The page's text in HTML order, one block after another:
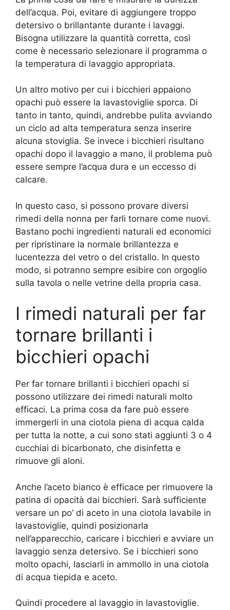
dell’acqua. Poi, evitare di aggiungere troppo
detersivo o brillantante durante i lavaggi.
Bisogna utilizzare la quantità corretta, così
come è necessario selezionare il programma o
la temperatura di lavaggio appropriata.
Un altro motivo per cui i bicchieri appaiono
opachi può essere la lavastoviglie sporca. Di
tanto in tanto, quindi, andrebbe pulita avviando
un ciclo ad alta temperatura senza inserire
alcuna stoviglia. Se invece i bicchieri risultano
opachi dopo il lavaggio a mano, il problema può
essere sempre l’acqua dura e un eccesso di
calcare.
In questo caso, si possono provare diversi
rimedi della nonna per farli tornare come nuovi.
Bastano pochi ingredienti naturali ed economici
per ripristinare la normale brillantezza e
lucentezza del vetro o del cristallo. In questo
modo, si potranno sempre esibire con orgoglio
sulla tavola o nelle vetrine della propria casa.
I rimedi naturali per far
tornare brillanti i
bicchieri opachi
Per far tornare brillanti i bicchieri opachi si
possono utilizzare dei rimedi naturali molto
efficaci. La prima cosa da fare può essere
immergerli in una ciotola piena di acqua calda
per tutta la notte, a cui sono stati aggiunti 3 o 4
cucchiai di bicarbonato, che disinfetta e
rimuove gli aloni.
Anche l’aceto bianco è efficace per rimuovere la
patina di opacità dai bicchieri. Sarà sufficiente
versare un po’ di aceto in una ciotola lavabile in
lavastoviglie, quindi posizionarla
nell’apparecchio, caricare i bicchieri e avviare un
lavaggio senza detersivo. Se i bicchieri sono
molto opachi, lasciarli in ammollo in una ciotola
di acqua tiepida e aceto.
Quindi procedere al lavaggio in lavastoviglie.